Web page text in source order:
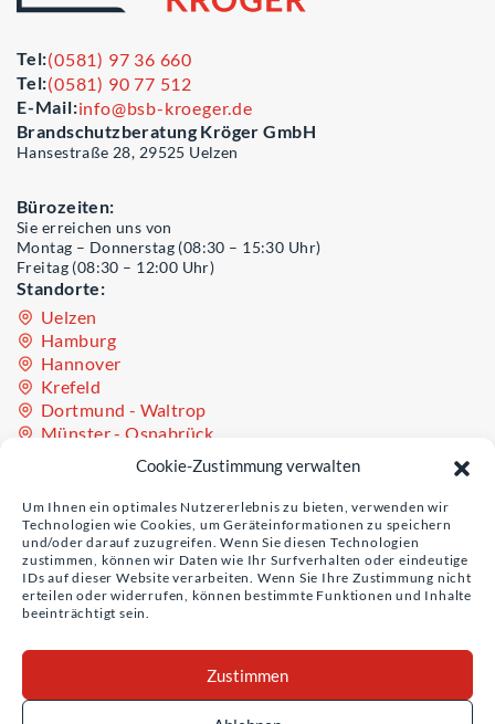
Cookie-Zustimmung verwalten
Um Ihnen ein optimales Nutzererlebnis zu bieten, verwenden wir
Technologien wie Cookies, um Geräteinformationen zu speichern
und/oder darauf zuzugreifen. Wenn Sie diesen Technologien
zustimmen, können wir Daten wie Ihr Surfverhalten oder eindeutige
IDs auf dieser Website verarbeiten. Wenn Sie Ihre Zustimmung nicht
erteilen oder widerrufen, können bestimmte Funktionen und Inhalte
beeinträchtigt sein.
Zustimmen
Tel:(0581) 97 36 660
Tel:(0581) 90 77 512
E-Mail:info@bsb-kroeger.de
Brandschutzberatung Kröger GmbH
Hansestraße 28, 29525 Uelzen
Bürozeiten:
Sie erreichen uns von
Montag – Donnerstag (08:30 – 15:30 Uhr)
Freitag (08:30 – 12:00 Uhr)
Standorte:
Uelzen
Hamburg
Hannover
Krefeld
Dortmund - Waltrop
Münster - Osnabrück
Oldenburg - Westerstede
Teil der Unternehmensgruppe Sinculis
Unser Schwesterunternehmen